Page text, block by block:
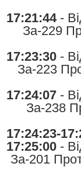
17:21:44-
За-229
17:23:30 -
За-223
17:24:07 -
За-238
17:24:23-
17:25:00 -
За-201